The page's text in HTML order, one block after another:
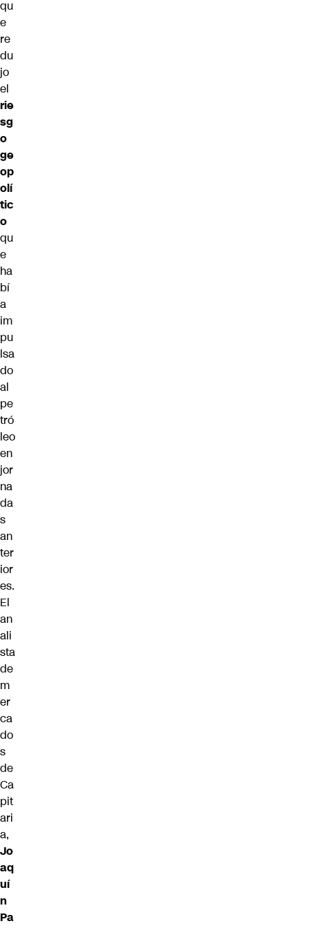
qu
e
re
du
jo
el
rie
sg
o
ge
op
olí
tic
o
qu
e
ha
bí
a
im
pu
lsa
do
al
pe
tró
leo
en
jor
na
da
s
an
ter
ior
es.
El
an
ali
sta
de
m
er
ca
do
s
de
Ca
pit
ari
a,
Jo
aq
uí
n
Pa